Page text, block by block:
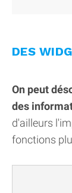
DES
On peut
des
d'ailleurs
fonctions